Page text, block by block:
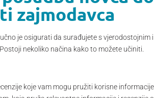
zajmodavca
je osigurati da surađujete s
nekoliko načina kako to možete učiniti.
koje vam mogu pružiti korisne